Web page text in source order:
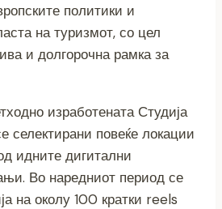
политики и
на туризмот, со цел
и долгорочна рамка за
изработената Студија
селектирани повеќе локации
идните дигитални
Во наредниот период се
на околу 100 кратки reels